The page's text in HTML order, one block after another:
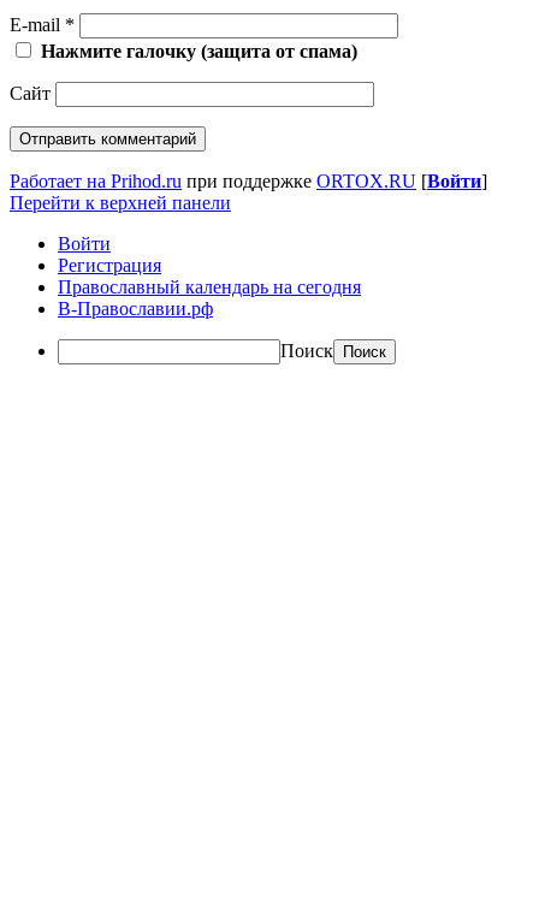
E-mail *
Нажмите галочку (защита от спама)
Сайт
Работает на Prihod.ru при поддержке ORTOX.RU [Войти]
Перейти к верхней панели
Войти
Регистрация
Православный календарь на сегодня
В-Православии.рф
Поиск